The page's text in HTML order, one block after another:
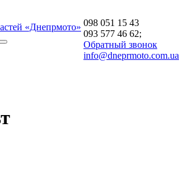
«Днепрмото» 098 051 15 43
093 577 46 62;
Обратный звонок
info@dneprmoto.com.ua